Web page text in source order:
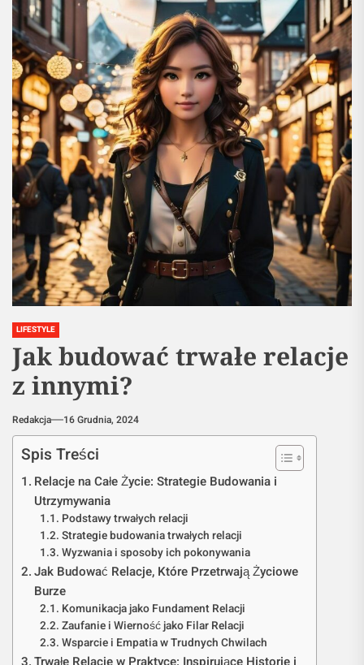
LIFESTYLE
Jak budować trwałe relacje
z innymi?
Redakcja 16 Grudnia, 2024
Spis Treści
Relacje na Całe Życie: Strategie Budowania i
Utrzymywania
Podstawy trwałych relacji
Strategie budowania trwałych relacji
Wyzwania i sposoby ich pokonywania
Jak Budować Relacje, Które Przetrwają Życiowe
Burze
Komunikacja jako Fundament Relacji
Zaufanie i Wierność jako Filar Relacji
Wsparcie i Empatia w Trudnych Chwilach